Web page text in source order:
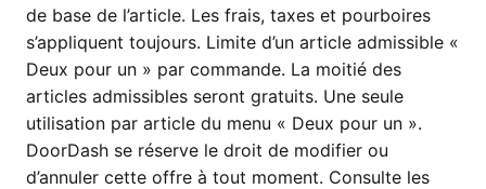
de base de l’article. Les frais, taxes et pourboires
s’appliquent toujours. Limite d’un article admissible «
Deux pour un » par commande. La moitié des
articles admissibles seront gratuits. Une seule
utilisation par article du menu « Deux pour un ».
DoorDash se réserve le droit de modifier ou
d’annuler cette offre à tout moment. Consulte les